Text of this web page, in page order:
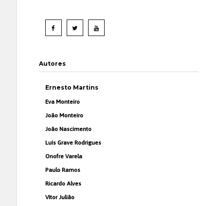
Autores
Ernesto Martins
Eva Monteiro
João Monteiro
João Nascimento
Luís Grave Rodrigues
Onofre Varela
Paulo Ramos
Ricardo Alves
Vítor Julião